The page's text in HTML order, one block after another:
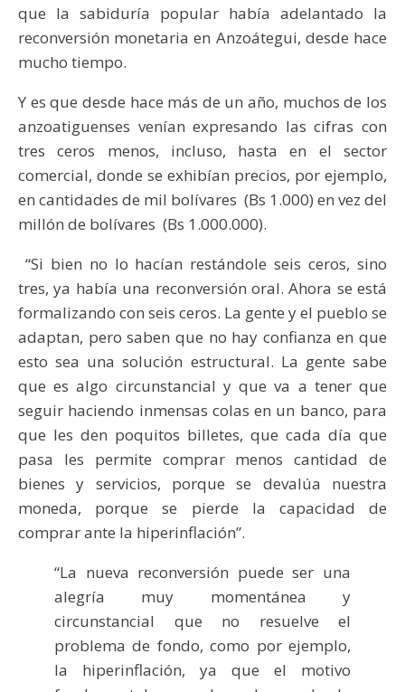
que la sabiduría popular había adelantado la
reconversión monetaria en Anzoátegui, desde hace
mucho tiempo.
Y es que desde hace más de un año, muchos de los
anzoatiguenses venían expresando las cifras con
tres ceros menos, incluso, hasta en el sector
comercial, donde se exhibían precios, por ejemplo,
en cantidades de mil bolívares (Bs 1.000) en vez del
millón de bolívares (Bs 1.000.000).
“Si bien no lo hacían restándole seis ceros, sino
tres, ya había una reconversión oral. Ahora se está
formalizando con seis ceros. La gente y el pueblo se
adaptan, pero saben que no hay confianza en que
esto sea una solución estructural. La gente sabe
que es algo circunstancial y que va a tener que
seguir haciendo inmensas colas en un banco, para
que les den poquitos billetes, que cada día que
pasa les permite comprar menos cantidad de
bienes y servicios, porque se devalúa nuestra
moneda, porque se pierde la capacidad de
comprar ante la hiperinflación”.
“La nueva reconversión puede ser una
alegría muy momentánea y
circunstancial que no resuelve el
problema de fondo, como por ejemplo,
la hiperinflación, ya que el motivo